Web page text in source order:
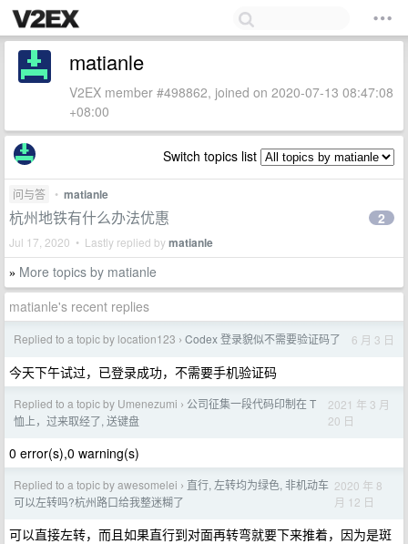
matianle
V2EX member #498862, joined on 2020-07-13 08:47:08
+08:00
Switch topics list
问与答 • matianle
杭州地铁有什么办法优惠
Jul 17, 2020 • Lastly replied bymatianle
2
» More topics by matianle
matianle's recent replies
Replied to a topic by location123 › Codex 登录貌似不需要验证码了 6 月 3 日
今天下午试过，已登录成功，不需要手机验证码
Replied to a topic by Umenezumi › 公司征集一段代码印制在 T
恤上，过来取经了, 送键盘
2021 年 3 月
20 日
0 error(s),0 warning(s)
Replied to a topic by awesomelei › 直行, 左转均为绿色, 非机动车
可以左转吗?杭州路口给我整迷糊了
2020 年 8
月 12 日
可以直接左转，而且如果直行到对面再转弯就要下来推着，因为是斑